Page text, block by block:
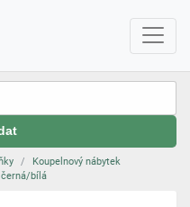
Koupelnový nábytek
černá/bílá